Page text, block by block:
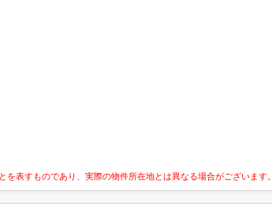
表すものであり、実際の物件所在地とは異なる場合がございます。